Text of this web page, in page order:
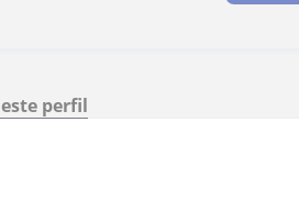
perfil